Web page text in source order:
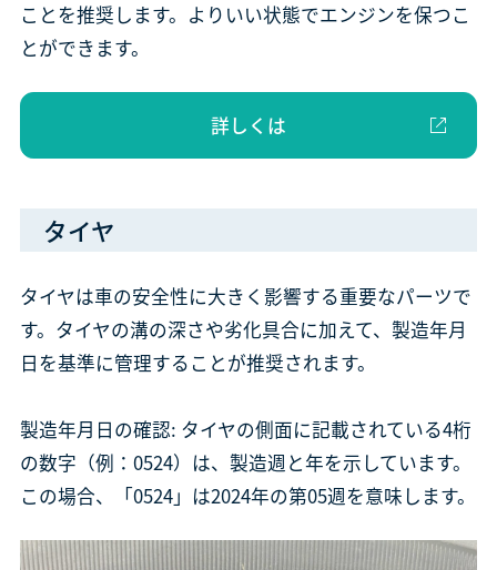
ことを推奨します。よりいい状態でエンジンを保つこ
とができます。
詳しくは
タイヤ
タイヤは車の安全性に大きく影響する重要なパーツで
す。タイヤの溝の深さや劣化具合に加えて、製造年月
日を基準に管理することが推奨されます。
製造年月日の確認: タイヤの側面に記載されている4桁
の数字（例：0524）は、製造週と年を示しています。
この場合、「0524」は2024年の第05週を意味します。